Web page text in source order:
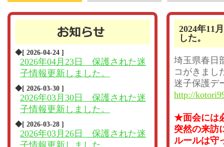
◆[ 2026-04-24 ]
2026年04月23日 保護された迷
子情報更新しました。
◆[ 2026-03-30 ]
2026年03月30日 保護された迷
子情報更新しました。
◆[ 2026-03-28 ]
2026年03月26日 保護された迷
子情報更新しました。
2024年11
した。
埼玉県春日
コがきまし
迷子保護デ
http://
★面会には
突然の来訪
ルールは守